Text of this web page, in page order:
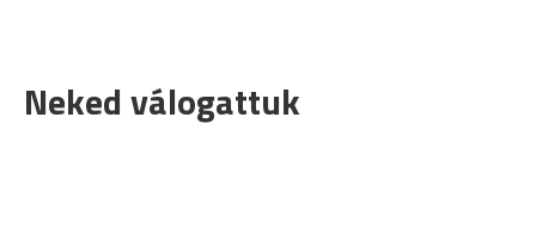
Neked válogattuk